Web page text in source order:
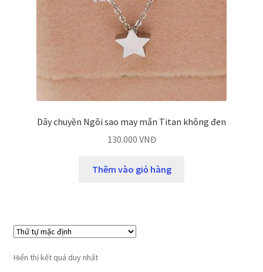
Dây chuyền Ngôi sao may mắn Titan không đen
130.000 VNĐ
Thêm vào giỏ hàng
Hiển thị kết quả duy nhất